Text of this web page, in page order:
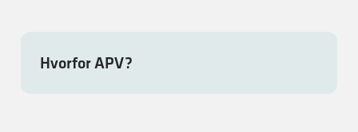
Hvorfor APV?